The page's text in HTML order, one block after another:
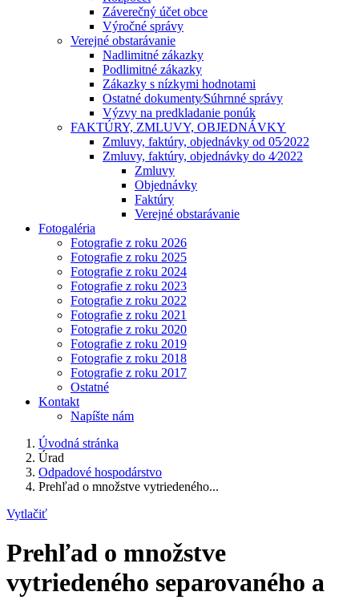
Záverečný účet obce
Výročné správy
Verejné obstarávanie
Nadlimitné zákazky
Podlimitné zákazky
Zákazky s nízkymi hodnotami
Ostatné dokumenty⁄Súhrnné správy
Výzvy na predkladanie ponúk
FAKTÚRY, ZMLUVY, OBJEDNÁVKY
Zmluvy, faktúry, objednávky od 05⁄2022
Zmluvy, faktúry, objednávky do 4⁄2022
Zmluvy
Objednávky
Faktúry
Verejné obstarávanie
Fotogaléria
Fotografie z roku 2026
Fotografie z roku 2025
Fotografie z roku 2024
Fotografie z roku 2023
Fotografie z roku 2022
Fotografie z roku 2021
Fotografie z roku 2020
Fotografie z roku 2019
Fotografie z roku 2018
Fotografie z roku 2017
Ostatné
Kontakt
Napíšte nám
Úvodná stránka
Úrad
Odpadové hospodárstvo
Prehľad o množstve vytriedeného...
Vytlačiť
Prehľad o množstve
vytriedeného separovaného a